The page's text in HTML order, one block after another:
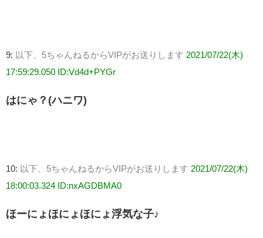
9: 以下、5ちゃんねるからVIPがお送りします 2021/07/22(木)
17:59:29.050 ID:Vd4d+PYGr
はにゃ？(ハニワ)
10: 以下、5ちゃんねるからVIPがお送りします 2021/07/22(木)
18:00:03.324 ID:nxAGDBMA0
ほーにょほにょほにょ浮気な子♪